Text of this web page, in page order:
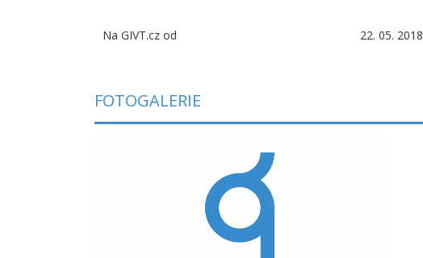
Na GIVT.cz od 22. 05. 2018
FOTOGALERIE